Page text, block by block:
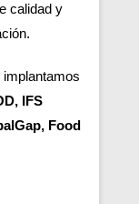
calidad y
IFS
Food